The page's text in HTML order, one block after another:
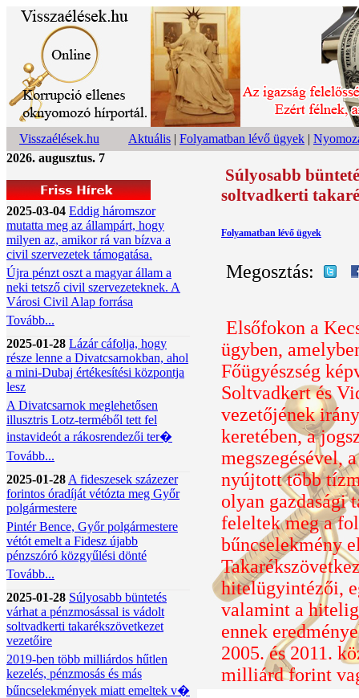
Visszaélések.hu Aktuális | Folyamatban lévő ügyek |
2026. augusztus. 7
2025-03-04 Eddig háromszor
mutatta meg az állampárt, hogy
milyen az, amikor rá van bízva a
civil szervezetek támogatása.
Újra pénzt oszt a magyar állam a
neki tetsző civil szervezeteknek. A
Városi Civil Alap forrása
Tovább...
2025-01-28 Lázár cáfolja, hogy
része lenne a Divatcsarnokban, ahol
a mini-Dubaj értékesítési központja
lesz
A Divatcsarnok meglehetősen
illusztris Lotz-terméből tett fel
instavideót a rákosrendezői ter�
Tovább...
2025-01-28 A fideszesek százezer
forintos óradíját vétózta meg Győr
polgármestere
Pintér Bence, Győr polgármestere
vétót emelt a Fidesz újabb
pénzszóró közgyűlési dönté
Tovább...
2025-01-28 Súlyosabb büntetés
várhat a pénzmosással is vádolt
soltvadkerti takarékszövetkezet
vezetőire
2019-ben több milliárdos hűtlen
kezelés, pénzmosás és más
bűncselekmények miatt emeltek v�
Súlyosabb
soltvadkerti
Folyamatban lévő ügyek
Megosztás:
Elsőfokon a
ügyben,
Főügyészség
Soltvadkert és
vezetőjének
keretében, a
megszegésével,
nyújtott több
olyan gazdasági
feleltek meg a
bűncselekmény
hitelügyintézői,
valamint a
ennek
2005. és 2011.
milliárd forint